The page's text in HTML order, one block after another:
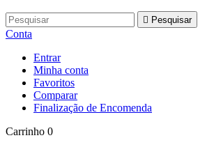
 Pesquisar
Conta
Entrar
Minha conta
Favoritos
Comparar
Finalização de Encomenda
Carrinho 0